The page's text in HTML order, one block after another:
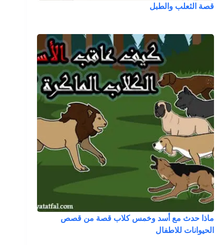
قصة الثعلب والطبل
ماذا حدث مع أسد وخمس كلاب قصة من قصص
الحيوانات للاطفال